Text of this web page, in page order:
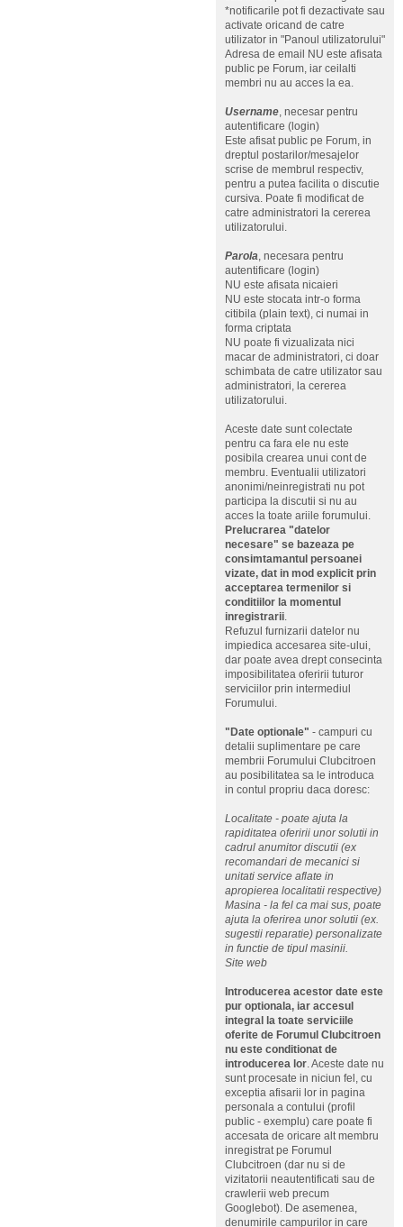
*notificarile pot fi dezactivate sau
activate oricand de catre
utilizator in "Panoul utilizatorului"
Adresa de email NU este afisata
public pe Forum, iar ceilalti
membri nu au acces la ea.
Username, necesar pentru
autentificare (login)
Este afisat public pe Forum, in
dreptul postarilor/mesajelor
scrise de membrul respectiv,
pentru a putea facilita o discutie
cursiva. Poate fi modificat de
catre administratori la cererea
utilizatorului.
Parola, necesara pentru
autentificare (login)
NU este afisata nicaieri
NU este stocata intr-o forma
citibila (plain text), ci numai in
forma criptata
NU poate fi vizualizata nici
macar de administratori, ci doar
schimbata de catre utilizator sau
administratori, la cererea
utilizatorului.
Aceste date sunt colectate
pentru ca fara ele nu este
posibila crearea unui cont de
membru. Eventualii utilizatori
anonimi/neinregistrati nu pot
participa la discutii si nu au
acces la toate ariile forumului.
Prelucrarea "datelor
necesare" se bazeaza pe
consimtamantul persoanei
vizate, dat in mod explicit prin
acceptarea termenilor si
conditiilor la momentul
inregistrarii.
Refuzul furnizarii datelor nu
impiedica accesarea site-ului,
dar poate avea drept consecinta
imposibilitatea oferirii tuturor
serviciilor prin intermediul
Forumului.
"Date optionale" - campuri cu
detalii suplimentare pe care
membrii Forumului Clubcitroen
au posibilitatea sa le introduca
in contul propriu daca doresc:
Localitate - poate ajuta la
rapiditatea oferirii unor solutii in
cadrul anumitor discutii (ex
recomandari de mecanici si
unitati service aflate in
apropierea localitatii respective)
Masina - la fel ca mai sus, poate
ajuta la oferirea unor solutii (ex.
sugestii reparatie) personalizate
in functie de tipul masinii.
Site web
Introducerea acestor date este
pur optionala, iar accesul
integral la toate serviciile
oferite de Forumul Clubcitroen
nu este conditionat de
introducerea lor. Aceste date nu
sunt procesate in niciun fel, cu
exceptia afisarii lor in pagina
personala a contului (profil
public - exemplu) care poate fi
accesata de oricare alt membru
inregistrat pe Forumul
Clubcitroen (dar nu si de
vizitatorii neautentificati sau de
crawlerii web precum
Googlebot). De asemenea,
denumirile campurilor in care